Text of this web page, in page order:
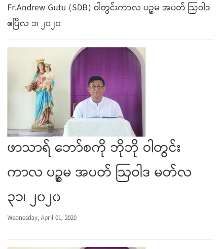
Fr.Andrew Gutu (SDB) ဝါတွင်းကာလ ပဉ္စမ အပတ် ဩဝါဒ
ဧပြီလ ၁၊ ၂၀၂၀
ဖာသာရ် ဘော်စကို ဘိုဘို ဝါတွင်း
ကာလ ပဉ္စမ အပတ် ဩဝါဒ မတ်လ
၃၁၊ ၂၀၂၀
Wednesday, April 01, 2020